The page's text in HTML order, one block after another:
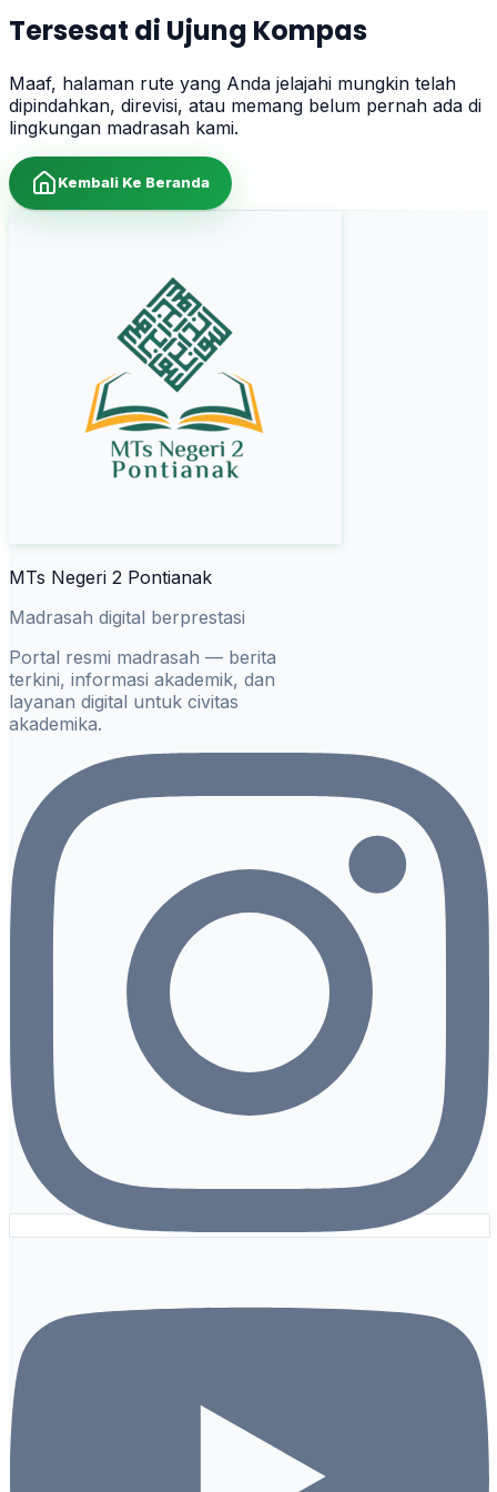
Tersesat di Ujung Kompas
Maaf, halaman rute yang Anda jelajahi mungkin telah
dipindahkan, direvisi, atau memang belum pernah ada di
lingkungan madrasah kami.
Kembali Ke Beranda
MTs Negeri 2 Pontianak
Madrasah digital berprestasi
Portal resmi madrasah — berita
terkini, informasi akademik, dan
layanan digital untuk civitas
akademika.